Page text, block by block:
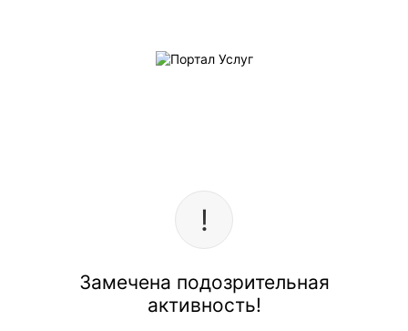
Замечена подозрительная
активность!